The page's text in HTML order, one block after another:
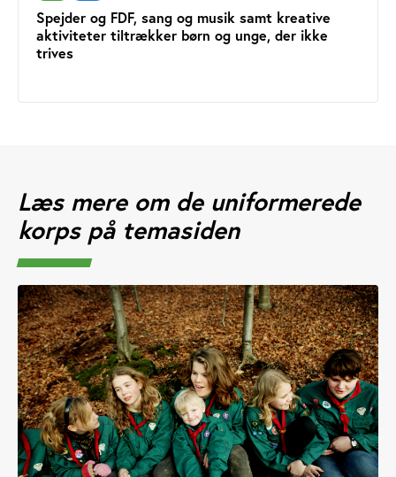
Spejder og FDF, sang og musik samt kreative
aktiviteter tiltrækker børn og unge, der ikke
trives
Læs mere om de uniformerede
korps på temasiden